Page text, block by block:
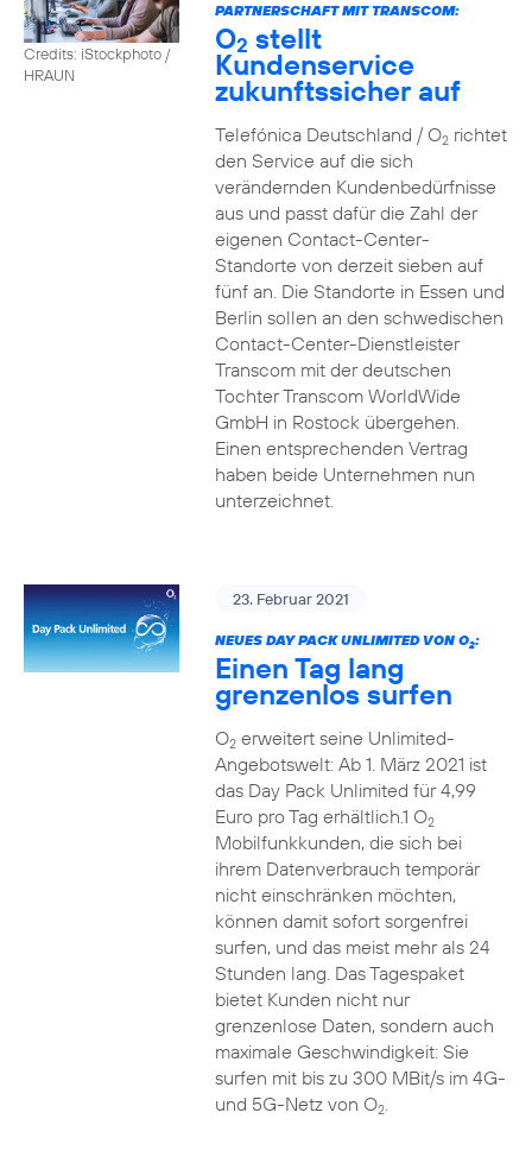
Credits: iStockphoto /
HRAUN
PARTNERSCHAFT MIT TRANSCOM:
O2 stellt
Kundenservice
zukunftssicher auf
Telefónica Deutschland / O2richtet
den Service auf die sich
verändernden Kundenbedürfnisse
aus und passt dafür die Zahl der
eigenen Contact-Center-
Standorte von derzeit sieben auf
fünf an. Die Standorte in Essen und
Berlin sollen an den schwedischen
Contact-Center-Dienstleister
Transcom mit der deutschen
Tochter Transcom WorldWide
GmbH in Rostock übergehen.
Einen entsprechenden Vertrag
haben beide Unternehmen nun
unterzeichnet.
23. Februar 2021
NEUES DAY PACK UNLIMITED VON O2:
Einen Tag lang
grenzenlos surfen
O2erweitert seine Unlimited-
Angebotswelt: Ab 1. März 2021 ist
das Day Pack Unlimited für 4,99
Euro pro Tag erhältlich.1 O2
Mobilfunkkunden, die sich bei
ihrem Datenverbrauch temporär
nicht einschränken möchten,
können damit sofort sorgenfrei
surfen, und das meist mehr als 24
Stunden lang. Das Tagespaket
bietet Kunden nicht nur
grenzenlose Daten, sondern auch
maximale Geschwindigkeit: Sie
surfen mit bis zu 300 MBit/s im 4G-
und 5G-Netz von O2.